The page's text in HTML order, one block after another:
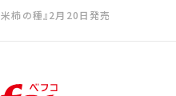
米柿の種』2月20日発売